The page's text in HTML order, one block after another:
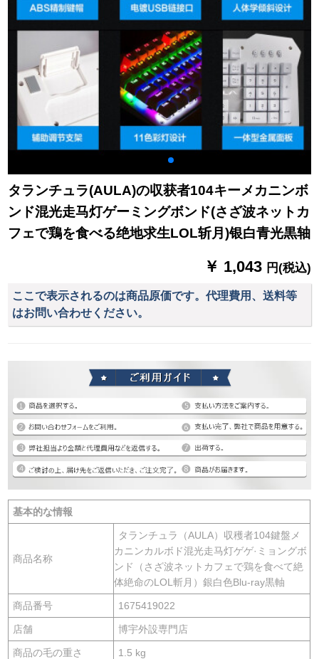
タランチュラ(AULA)の収获者104キーメカニンボ
ンド混光走马灯ゲーミングボンド(さざ波ネットカ
フェで鶏を食べる绝地求生LOL斩月)银白青光黒轴
￥ 1,043 円(税込)
ここで表示されるのは商品原価です。代理費用、送料等
はお問い合わせください。
基本的な情報
商品名称
タランチュラ（AULA）収穫者104鍵盤メ
カニンカルボド混光走马灯ゲゲ·ミョングボ
ンド（さざ波ネットカフェで鶏を食べて絶
体絶命のLOL斬月）銀白色Blu-ray黒軸
商品番号 1675419022
店舗 博宇外設専門店
商品の毛の重さ 1.5 kg